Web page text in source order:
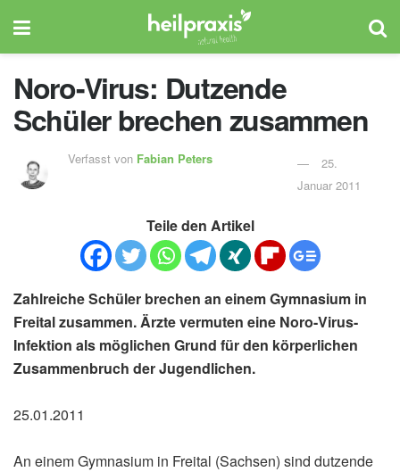
Noro-Virus: Dutzende
Schüler brechen zusammen
Verfasst von Fabian Peters
25.
Januar 2011
Teile den Artikel
Zahlreiche Schüler brechen an einem Gymnasium in
Freital zusammen. Ärzte vermuten eine Noro-Virus-
Infektion als möglichen Grund für den körperlichen
Zusammenbruch der Jugendlichen.
25.01.2011
An einem Gymnasium in Freital (Sachsen) sind dutzende